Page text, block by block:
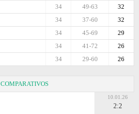
32
49-63
34
32
37-60
34
29
45-69
34
26
41-72
34
26
29-60
34
COMPARATIVOS
10.01.26
2:2